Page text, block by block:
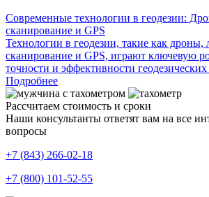
Современные технологии в геодезии:
сканирование и GPS
Технологии в геодезии, такие как дроны,
сканирование и GPS, играют ключевую
точности и эффективности геодезических
Подробнее
Рассчитаем стоимость и сроки
Наши консультанты ответят вам на все
вопросы
+7 (843) 266-02-18
+7 (800) 101-52-55